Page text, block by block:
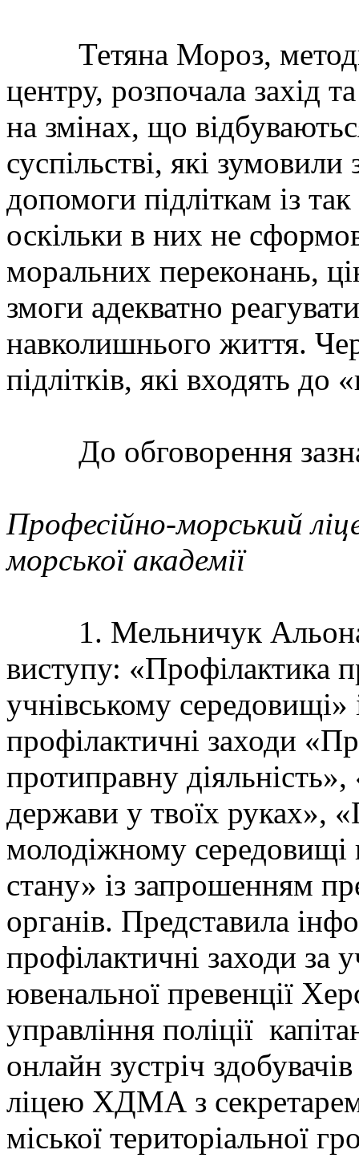
Тетяна Мороз,
центру, розпочала захід
на змінах, що
суспільстві, які
допомоги підліткам із
оскільки в них не
моральних переконань,
змоги адекватно
навколишнього життя.
підлітків, які входять до
До обговорення
Професійно-морський
морської академії
1. Мельничук Альона,
виступу: «Профілактика
учнівському середовищі»
профілактичні заходи
протиправну
держави у твоїх руках»,
молодіжному середовищі
стану» із запрошенням
органів. Представила
профілактичні заходи за
ювенальної превенції
управління поліції
онлайн зустріч
ліцею ХДМА з
міської територіальної